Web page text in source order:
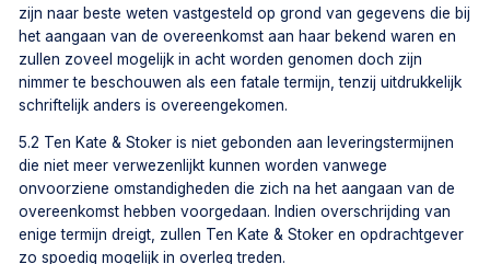
zijn naar beste weten vastgesteld op grond van gegevens die bij
het aangaan van de overeenkomst aan haar bekend waren en
zullen zoveel mogelijk in acht worden genomen doch zijn
nimmer te beschouwen als een fatale termijn, tenzij uitdrukkelijk
schriftelijk anders is overeengekomen.
5.2 Ten Kate & Stoker is niet gebonden aan leveringstermijnen
die niet meer verwezenlijkt kunnen worden vanwege
onvoorziene omstandigheden die zich na het aangaan van de
overeenkomst hebben voorgedaan. Indien overschrijding van
enige termijn dreigt, zullen Ten Kate & Stoker en opdrachtgever
zo spoedig mogelijk in overleg treden.